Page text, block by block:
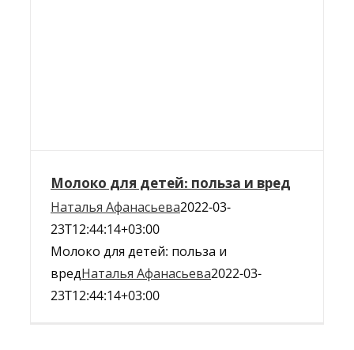
Молоко для детей: польза и вред
Наталья Афанасьева2022-03-
23T12:44:14+03:00
Молоко для детей: польза и
вредНаталья Афанасьева2022-03-
23T12:44:14+03:00